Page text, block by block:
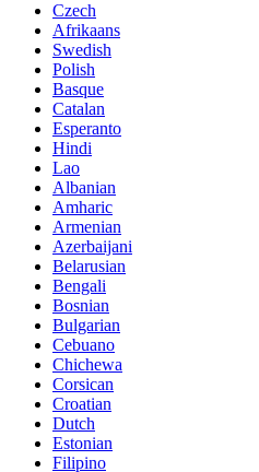
Czech
Afrikaans
Swedish
Polish
Basque
Catalan
Esperanto
Hindi
Lao
Albanian
Amharic
Armenian
Azerbaijani
Belarusian
Bengali
Bosnian
Bulgarian
Cebuano
Chichewa
Corsican
Croatian
Dutch
Estonian
Filipino